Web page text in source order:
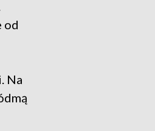
od
Na